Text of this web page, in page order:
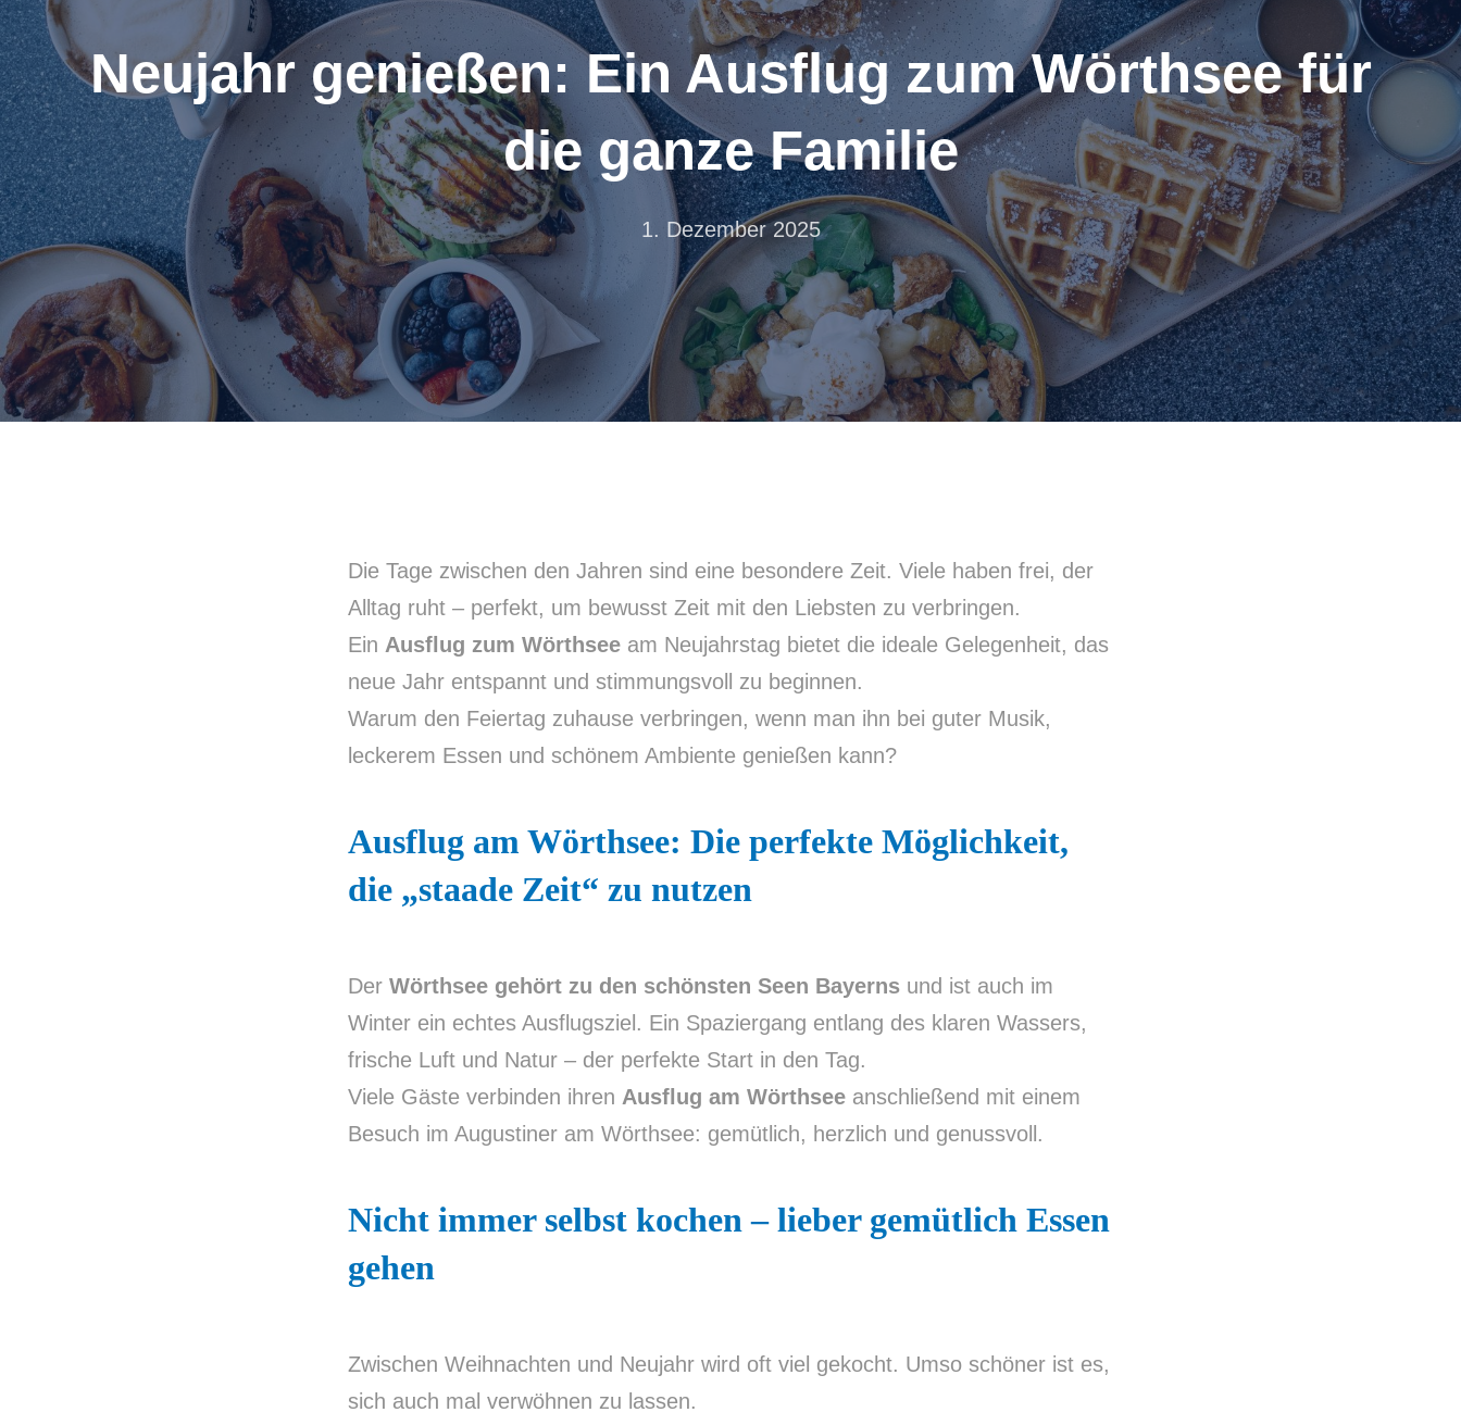
Neujahr genießen: Ein Ausflug zum Wörthsee für
die ganze Familie
1. Dezember 2025
Die Tage zwischen den Jahren sind eine besondere Zeit. Viele haben frei, der
Alltag ruht – perfekt, um bewusst Zeit mit den Liebsten zu verbringen.
Ein Ausflug zum Wörthsee am Neujahrstag bietet die ideale Gelegenheit, das
neue Jahr entspannt und stimmungsvoll zu beginnen.
Warum den Feiertag zuhause verbringen, wenn man ihn bei guter Musik,
leckerem Essen und schönem Ambiente genießen kann?
Ausflug am Wörthsee: Die perfekte Möglichkeit,
die „staade Zeit“ zu nutzen
Der Wörthsee gehört zu den schönsten Seen Bayerns und ist auch im
Winter ein echtes Ausflugsziel. Ein Spaziergang entlang des klaren Wassers,
frische Luft und Natur – der perfekte Start in den Tag.
Viele Gäste verbinden ihren Ausflug am Wörthsee anschließend mit einem
Besuch im Augustiner am Wörthsee: gemütlich, herzlich und genussvoll.
Nicht immer selbst kochen – lieber gemütlich Essen
gehen
Zwischen Weihnachten und Neujahr wird oft viel gekocht. Umso schöner ist es,
sich auch mal verwöhnen zu lassen.